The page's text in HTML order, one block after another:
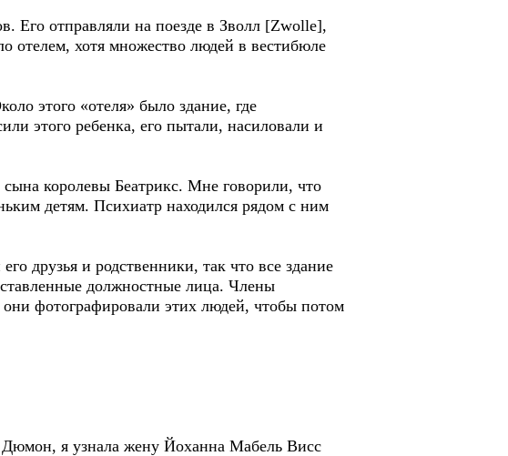
Его отправляли на поезде в Зволл [Zwolle],
отелем, хотя множество людей в вестибюле
этого «отеля» было здание, где
этого ребенка, его пытали, насиловали и
королевы Беатрикс. Мне говорили, что
детям. Психиатр находился рядом с ним
друзья и родственники, так что все здание
должностные лица. Члены
фотографировали этих людей, чтобы потом
я узнала жену Йоханна Мабель Висс